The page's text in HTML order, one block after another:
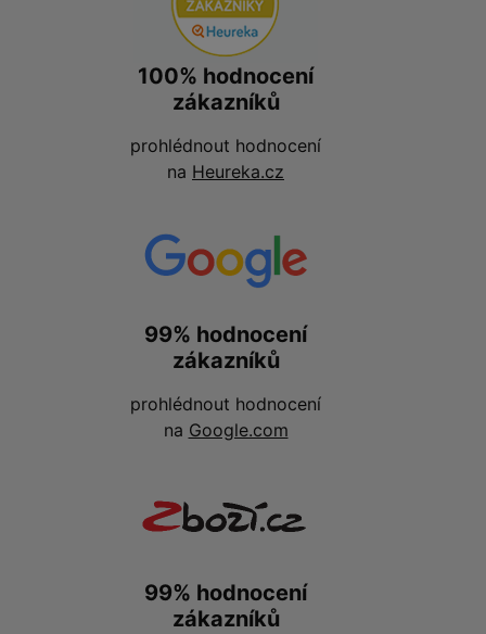
100% hodnocení
zákazníků
prohlédnout hodnocení
na Heureka.cz
99% hodnocení
zákazníků
prohlédnout hodnocení
na Google.com
99% hodnocení
zákazníků